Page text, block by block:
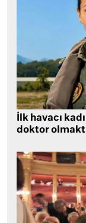
İlk havacı
doktor